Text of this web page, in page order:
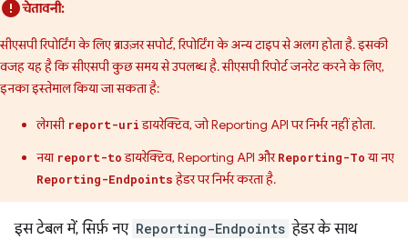
चेतावनी:
सीएसपी रिपोर्टिंग के लिए ब्राउज़र सपोर्ट, रिपोर्टिंग के अन्य टाइप से अलग होता है. इसकी
वजह यह है कि सीएसपी कुछ समय से उपलब्ध है. सीएसपी रिपोर्ट जनरेट करने के लिए,
इनका इस्तेमाल किया जा सकता है:
लेगसी report-uriडायरेक्टिव, जो Reporting API पर निर्भर नहीं होता.
नया report-toडायरेक्टिव, Reporting API औरReporting-Toया नए
Reporting-Endpointsहेडर पर निर्भर करता है.
इस टेबल में, सिर्फ़ नए Reporting-Endpoints हेडर के साथ